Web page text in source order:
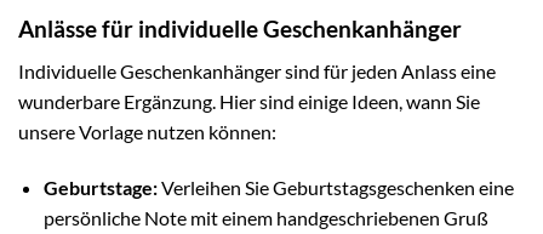
Anlässe für individuelle Geschenkanhänger
Individuelle Geschenkanhänger sind für jeden Anlass eine
wunderbare Ergänzung. Hier sind einige Ideen, wann Sie
unsere Vorlage nutzen können:
Geburtstage:Verleihen Sie Geburtstagsgeschenken eine
persönliche Note mit einem handgeschriebenen Gruß